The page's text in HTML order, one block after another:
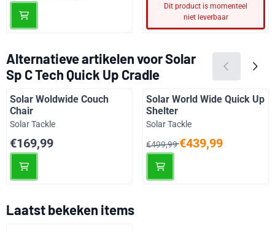
Dit product is momenteel
niet leverbaar
Alternatieve artikelen voorSolar
Sp C Tech Quick Up Cradle
Solar Woldwide Couch
Chair
Merk:
Solar Tackle
Prijs: 169,99
€169,99
Solar World Wide Quick Up
Shelter
Merk:
Solar Tackle
Van 499,99 voor 439,99
€499,99€439,99
Laatst bekeken items